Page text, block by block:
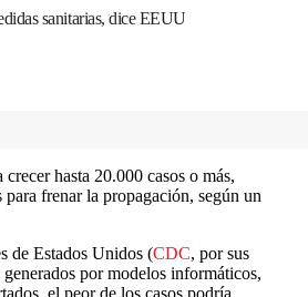
sanitarias, dice EEUU
crecer hasta 20.000 casos o más,
frenar la propagación, según un
de Estados Unidos (CDC, por sus
por modelos informáticos,
el peor de los casos podría